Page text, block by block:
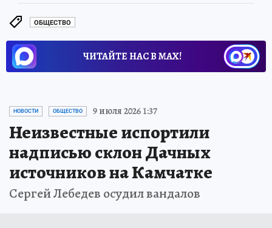
ОБЩЕСТВО
ЧИТАЙТЕ НАС В МАХ!
НОВОСТИ ОБЩЕСТВО 9 июля 2026 1:37
Неизвестные испортили
надписью склон Дачных
источников на Камчатке
Сергей Лебедев осудил вандалов